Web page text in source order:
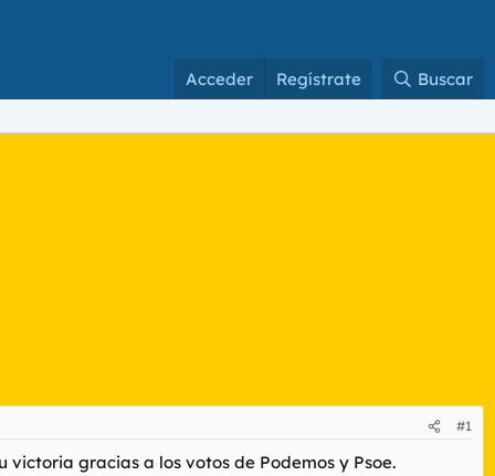
Acceder Regístrate Buscar
#1
gracias a los votos de Podemos y Psoe.